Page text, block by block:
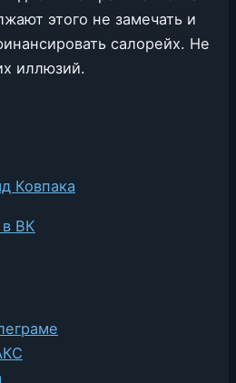
этого не замечать и
салорейх. Не
иллюзий.
Ковпака
в ВК